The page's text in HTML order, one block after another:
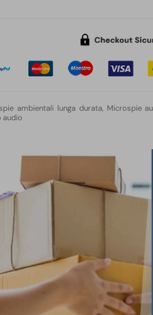
ambientali lunga durata, Microspie
audio